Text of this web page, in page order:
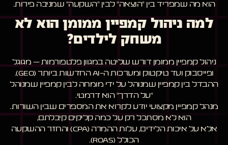
הוא מה שמפריד בין "הוצאה" לבין "השקעה" שמניבה פירות.
למה ניהול קמפיין ממומן הוא לא
משחק לילדים?
ניהול קמפיין ממומן דורש שליטה במגוון פלטפורמות – מגוגל
ופייסבוק ועד טיקטוק ומערכות ה-AI החדשות ביותר (GEO).
ההבדל בין קמפיין שמנוהל על ידי מומחה לבין קמפיין שמנוהל
"על הדרך" הוא דרמטי.
מנהל קמפיין מקצועי יודע לקרוא את המספרים שבין השורות.
הוא לא מסתכל רק על כמה קליקים קיבלתם,
אלא על איכות הלידים, עלות ההמרה (CPA) והחזר ההשקעה
הכולל (ROAS).